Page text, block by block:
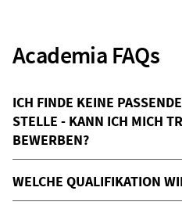
Academia FAQs
ICH FINDE KEINE
STELLE - KANN ICH MICH
BEWERBEN?
WELCHE QUALIFIKATION